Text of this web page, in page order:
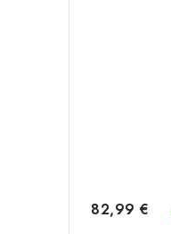
82,99 €